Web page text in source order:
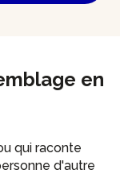
en
qui raconte
d'autre